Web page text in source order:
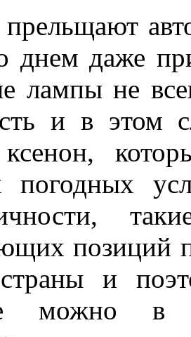
днем даже
лампы не
и в этом
погодных
позиций
и
можно в